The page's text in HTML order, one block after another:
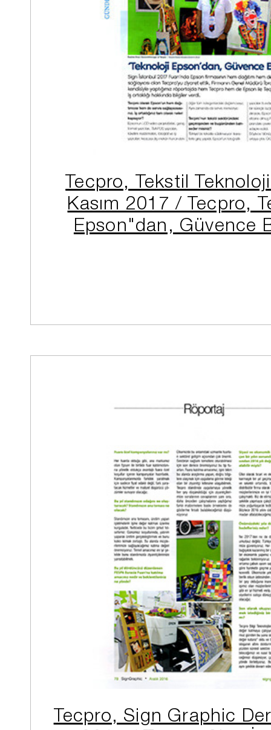
Tecpro, Tekstil
Kasım 2017 / Tecpro,
Epson"dan, Güvence
Tecpro, Sign Graphic